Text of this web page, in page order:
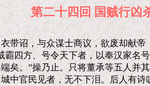
第二十四回 国贼
诏，与众谋士商议，欲废却献帝
霸四方、号令天下者，以奉汉家名
矣。”操乃止。只将董承等五人并
中官民见者，无不下泪。后人有诗